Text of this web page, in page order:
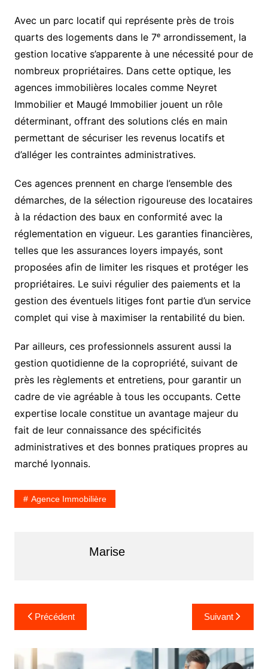
Avec un parc locatif qui représente près de trois
quarts des logements dans le 7ᵉ arrondissement, la
gestion locative s’apparente à une nécessité pour de
nombreux propriétaires. Dans cette optique, les
agences immobilières locales comme Neyret
Immobilier et Maugé Immobilier jouent un rôle
déterminant, offrant des solutions clés en main
permettant de sécuriser les revenus locatifs et
d’alléger les contraintes administratives.
Ces agences prennent en charge l’ensemble des
démarches, de la sélection rigoureuse des locataires
à la rédaction des baux en conformité avec la
réglementation en vigueur. Les garanties financières,
telles que les assurances loyers impayés, sont
proposées afin de limiter les risques et protéger les
propriétaires. Le suivi régulier des paiements et la
gestion des éventuels litiges font partie d’un service
complet qui vise à maximiser la rentabilité du bien.
Par ailleurs, ces professionnels assurent aussi la
gestion quotidienne de la copropriété, suivant de
près les règlements et entretiens, pour garantir un
cadre de vie agréable à tous les occupants. Cette
expertise locale constitue un avantage majeur du
fait de leur connaissance des spécificités
administratives et des bonnes pratiques propres au
marché lyonnais.
Agence Immobilière
Marise
a
v
Précédent Suivant